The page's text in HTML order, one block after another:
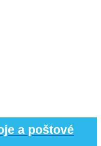
a poštové